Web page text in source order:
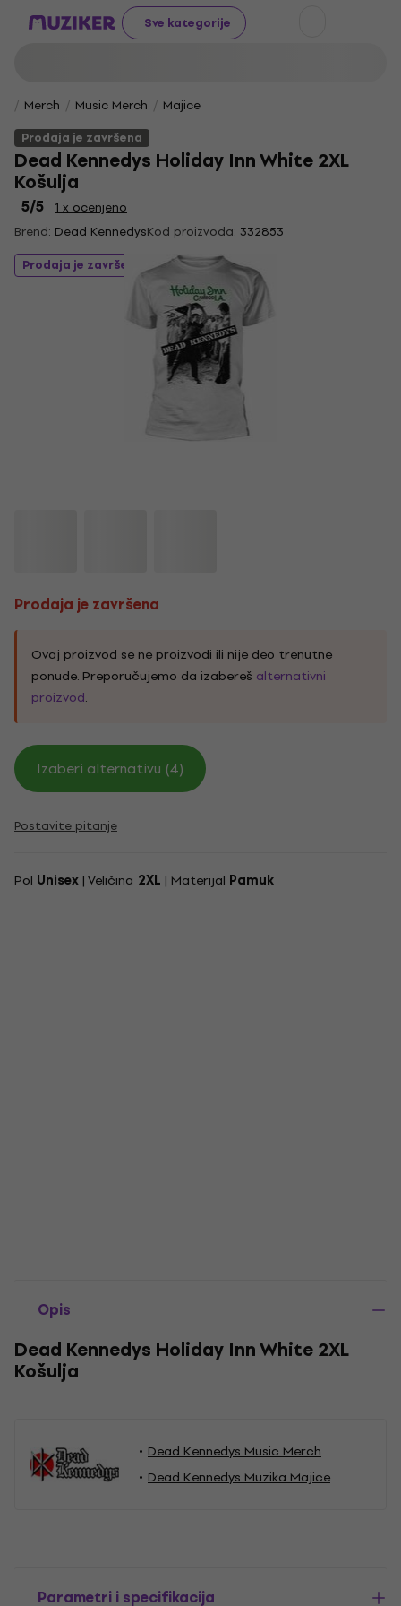
Sve kategorije
Merch Music Merch
Majice
Prodaja je završena
Dead Kennedys Holiday Inn White 2XL
Košulja
5/5
1 x ocenjeno
Brend: Dead KennedysKod proizvoda: 332853
Prodaja je završena
Prodaja je završena
Ovaj proizvod se ne proizvodi ili nije deo trenutne
ponude. Preporučujemo da izabereš alternativni
proizvod.
Izaberi alternativu (4)
Postavite pitanje
Pol Unisex | Veličina 2XL | Materijal Pamuk
Opis
Dead Kennedys Holiday Inn White 2XL
Košulja
Dead Kennedys Music Merch
Dead Kennedys Muzika Majice
Parametri i specifikacija